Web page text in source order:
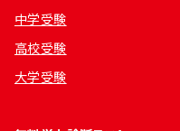
中学受験
高校受験
大学受験